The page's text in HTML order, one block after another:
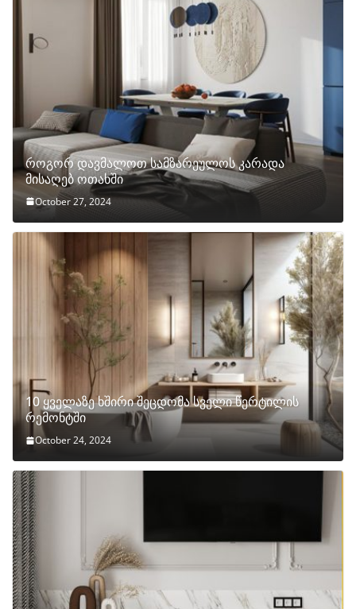
როგორ დავმალოთ სამზარეულოს კარადა
მისაღებ ოთახში
October 27, 2024
10 ყველაზე ხშირი შეცდომა სველი წერტილის
რემონტში
October 24, 2024